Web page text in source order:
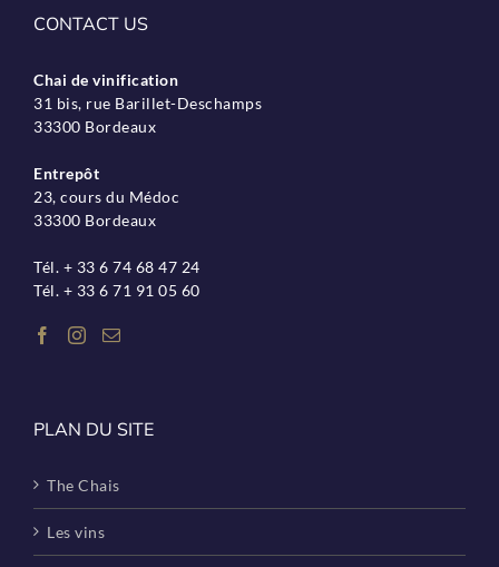
CONTACT US
Chai de vinification
31 bis, rue Barillet-Deschamps
33300 Bordeaux
Entrepôt
23, cours du Médoc
33300 Bordeaux
Tél. + 33 6 74 68 47 24
Tél. + 33 6 71 91 05 60
PLAN DU SITE
The Chais
Les vins